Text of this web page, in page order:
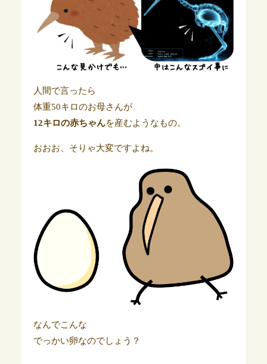
人間で言ったら
体重50キロのお母さんが
12キロの赤ちゃんを産むようなもの。
おおお、そりゃ大変ですよね。
なんでこんな
でっかい卵なのでしょう？